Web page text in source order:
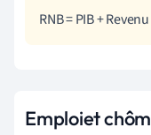
RNB = PIB +
Emploiet